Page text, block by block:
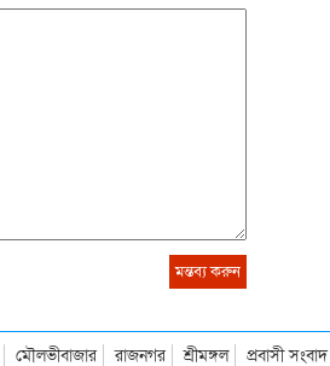
মৌলভীবাজার রাজনগর শ্রীমঙ্গল প্রবাসী সংবাদ